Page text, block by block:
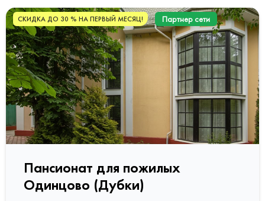
СКИДКА ДО 30 % НА ПЕРВЫЙ МЕСЯЦ! Партнер сети
Пансионат для пожилых
Одинцово (Дубки)